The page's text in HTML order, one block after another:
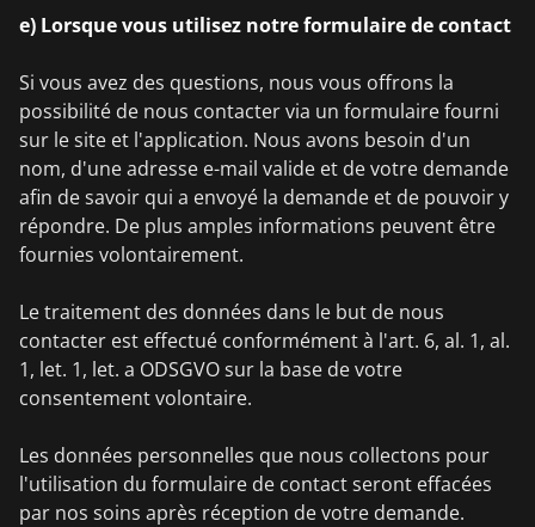
e) Lorsque vous utilisez notre formulaire de contact
Si vous avez des questions, nous vous offrons la
possibilité de nous contacter via un formulaire fourni
sur le site et l'application. Nous avons besoin d'un
nom, d'une adresse e-mail valide et de votre demande
afin de savoir qui a envoyé la demande et de pouvoir y
répondre. De plus amples informations peuvent être
fournies volontairement.
Le traitement des données dans le but de nous
contacter est effectué conformément à l'art. 6, al. 1, al.
1, let. 1, let. a ODSGVO sur la base de votre
consentement volontaire.
Les données personnelles que nous collectons pour
l'utilisation du formulaire de contact seront effacées
par nos soins après réception de votre demande.